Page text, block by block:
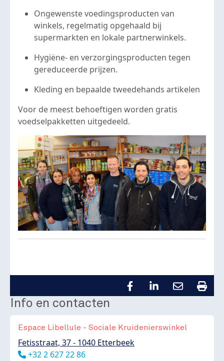
Ongewenste voedingsproducten van
winkels, regelmatig opgehaald bij
supermarkten en lokale partnerwinkels.
Hygiëne- en verzorgingsproducten tegen
gereduceerde prijzen.
Kleding en bepaalde tweedehands artikelen
Voor de meest behoeftigen worden gratis
voedselpakketten uitgedeeld.
Info en contacten
Espace Libellule - Sociale Kruidenierswinkel
Fetisstraat, 37 - 1040 Etterbeek
Téléphone
+32 2 627 22 86